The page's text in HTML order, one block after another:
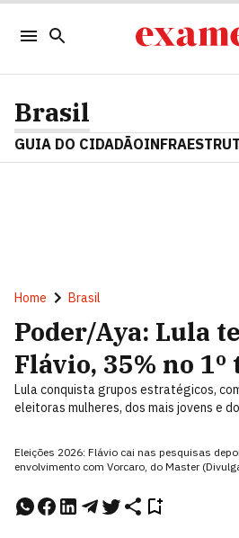
Brasil
GUIA DO CIDADÃO
Home Brasil
Poder/Aya: Lula
Flávio, 35% no
Lula conquista grupos estratégicos,
eleitoras mulheres, dos mais jovens e
Eleições 2026: Flávio cai nas pesquisas
envolvimento com Vorcaro, do Master